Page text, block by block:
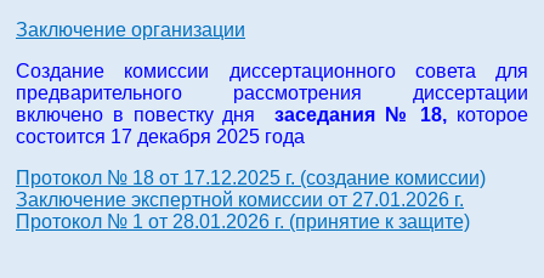
Заключение организации
Создание комиссии диссертационного совета для
предварительного рассмотрения диссертации
включено в повестку дня
заседания № 18, которое
состоится 17 декабря 2025 года
Протокол № 18 от 17.12.2025 г. (создание комиссии)
Заключение экспертной комиссии от 27.01.2026 г.
Протокол № 1 от 28.01.2026 г. (принятие к защите)